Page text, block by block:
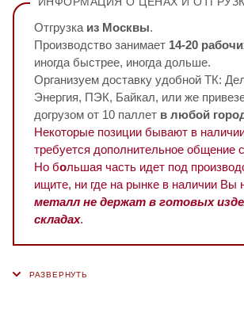
Отгрузка из Москвы.
Производство занимает 14-20
иногда быстрее, иногда дольше.
Организуем доставку удобной ТК:
Энергия, ПЭК, Байкал, или же
догрузом от 10 паллет в любой
Некоторые позиции бывают в
требуется дополнительное общение
Но большая часть идет под
ищите, ни где на рынке в наличии Вы
металл не держат в готовых
складах.